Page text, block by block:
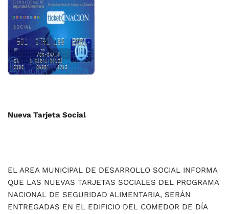
Nueva Tarjeta Social
EL AREA MUNICIPAL DE DESARROLLO SOCIAL INFORMA
QUE LAS NUEVAS TARJETAS SOCIALES DEL PROGRAMA
NACIONAL DE SEGURIDAD ALIMENTARIA, SERÁN
ENTREGADAS EN EL EDIFICIO DEL COMEDOR DE DÍA